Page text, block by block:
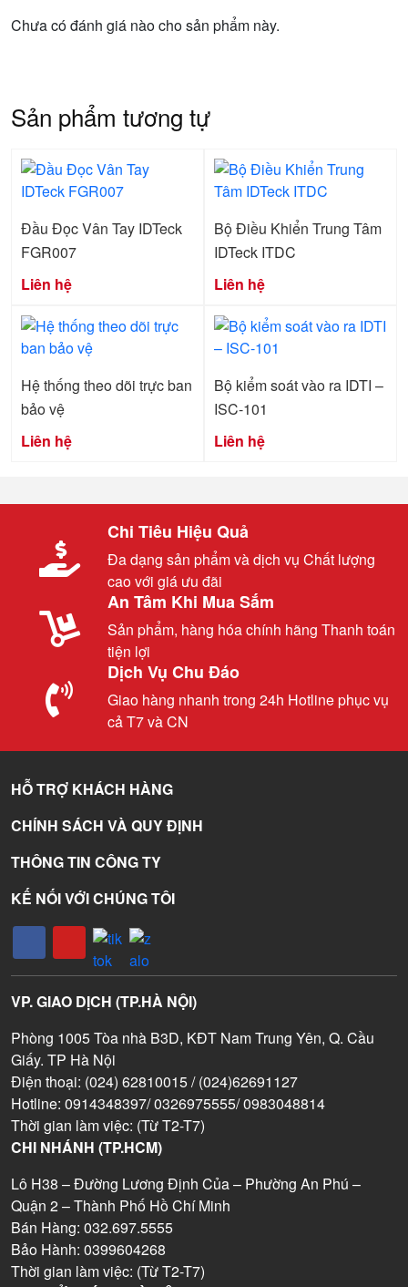
Chưa có đánh giá nào cho sản phẩm này.
Sản phẩm tương tự
Đầu Đọc Vân Tay IDTeck
FGR007
Liên hệ
Bộ Điều Khiển Trung Tâm
IDTeck ITDC
Liên hệ
Hệ thống theo dõi trực ban
bảo vệ
Liên hệ
Bộ kiểm soát vào ra IDTI –
ISC-101
Liên hệ
Chi Tiêu Hiệu Quả
Đa dạng sản phẩm và dịch vụ Chất lượng
cao với giá ưu đãi
An Tâm Khi Mua Sắm
Sản phẩm, hàng hóa chính hãng Thanh toán
tiện lợi
Dịch Vụ Chu Đáo
Giao hàng nhanh trong 24h Hotline phục vụ
cả T7 và CN
HỖ TRỢ KHÁCH HÀNG
CHÍNH SÁCH VÀ QUY ĐỊNH
THÔNG TIN CÔNG TY
KẾ NỐI VỚI CHÚNG TÔI
VP. GIAO DỊCH (TP.HÀ NỘI)
Phòng 1005 Tòa nhà B3D, KĐT Nam Trung Yên, Q. Cầu
Giấy. TP Hà Nội
Điện thoại: (024) 62810015 / (024)62691127
Hotline: 0914348397/ 0326975555/ 0983048814
Thời gian làm việc: (Từ T2-T7)
CHI NHÁNH (TP.HCM)
Lô H38 – Đường Lương Định Của – Phường An Phú –
Quận 2 – Thành Phố Hồ Chí Minh
Bán Hàng: 032.697.5555
Bảo Hành: 0399604268
Thời gian làm việc: (Từ T2-T7)